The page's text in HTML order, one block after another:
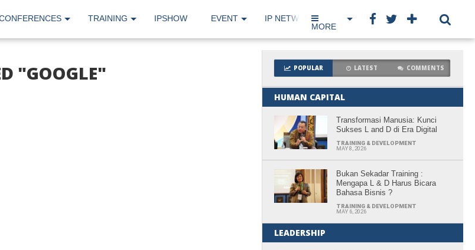
TRAINING IPSHOW EVENT IP NETWORK
BOOK
MORE
"GOOGLE" POPULAR LATEST COMMENTS
HUMAN CAPITAL
Transformasi Manusia: Kunci
Sukses L and D di Era Digital
TRAINING & DEVELOPMENT
MAY 8, 2026
Bukan Sekadar Training :
Mengapa L & D Harus Bicara
Bahasa Bisnis ?
TRAINING & DEVELOPMENT
MAY 6, 2026
LEADERSHIP